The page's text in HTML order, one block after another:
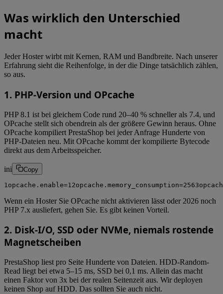
Was wirklich den Unterschied
macht
Jeder Hoster wirbt mit Kernen, RAM und Bandbreite. Nach unserer
Erfahrung sieht die Reihenfolge, in der die Dinge tatsächlich zählen,
so aus.
1. PHP-Version und OPcache
PHP 8.1 ist bei gleichem Code rund 20–40 % schneller als 7.4, und
OPcache stellt sich obendrein als der größere Gewinn heraus. Ohne
OPcache kompiliert PrestaShop bei jeder Anfrage Hunderte von
PHP-Dateien neu. Mit OPcache kommt der kompilierte Bytecode
direkt aus dem Arbeitsspeicher.
ini Copy
1 opcache.enable=1 2opcache.memory_consumption=2563
Wenn ein Hoster Sie OPcache nicht aktivieren lässt oder 2026 noch
PHP 7.x ausliefert, gehen Sie. Es gibt keinen Vorteil.
2. Disk-I/O, SSD oder NVMe, niemals rostende
Magnetscheiben
PrestaShop liest pro Seite Hunderte von Dateien. HDD-Random-
Read liegt bei etwa 5–15 ms, SSD bei 0,1 ms. Allein das macht
einen Faktor von 3x bei der realen Seitenzeit aus. Wir deployen
keinen Shop auf HDD. Das sollten Sie auch nicht.